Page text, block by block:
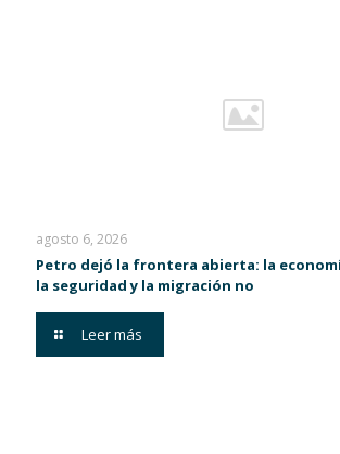
agosto 6, 2026
Petro dejó la frontera abierta: la
la seguridad y la migración no
Leer más